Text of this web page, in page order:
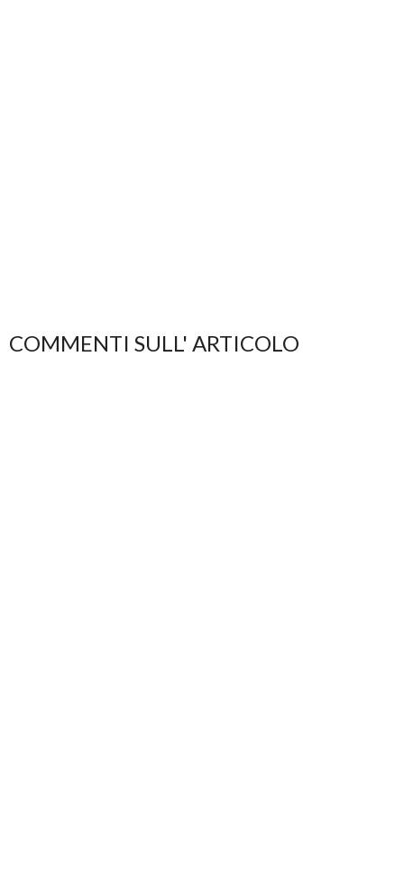
COMMENTI SULL' ARTICOLO